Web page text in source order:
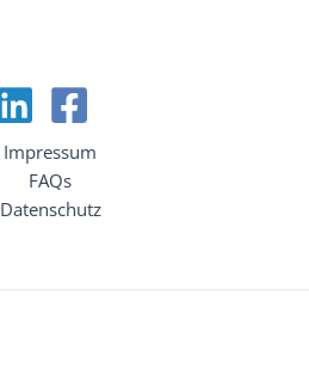
Impressum
FAQs
Datenschutz